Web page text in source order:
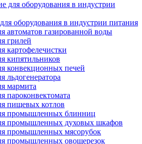
оборудования в индустрии питания
автоматов газированной воды
грилей
картофелечистки
кипятильников
конвекционных печей
льдогенератора
мармита
пароконвектомата
пищевых котлов
промышленных блинниц
промышленных духовых шкафов
промышленных мясорубок
промышленных овощерезок